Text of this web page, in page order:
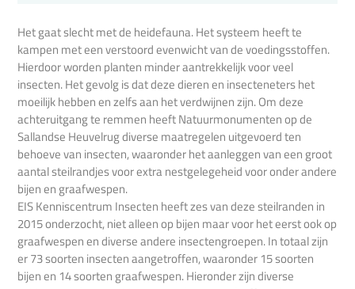
Het gaat slecht met de heidefauna. Het systeem heeft te
kampen met een verstoord evenwicht van de voedingsstoffen.
Hierdoor worden planten minder aantrekkelijk voor veel
insecten. Het gevolg is dat deze dieren en insecteneters het
moeilijk hebben en zelfs aan het verdwijnen zijn. Om deze
achteruitgang te remmen heeft Natuurmonumenten op de
Sallandse Heuvelrug diverse maatregelen uitgevoerd ten
behoeve van insecten, waaronder het aanleggen van een groot
aantal steilrandjes voor extra nestgelegeheid voor onder andere
bijen en graafwespen.
EIS Kenniscentrum Insecten heeft zes van deze steilranden in
2015 onderzocht, niet alleen op bijen maar voor het eerst ook op
graafwespen en diverse andere insectengroepen. In totaal zijn
er 73 soorten insecten aangetroffen, waaronder 15 soorten
bijen en 14 soorten graafwespen. Hieronder zijn diverse